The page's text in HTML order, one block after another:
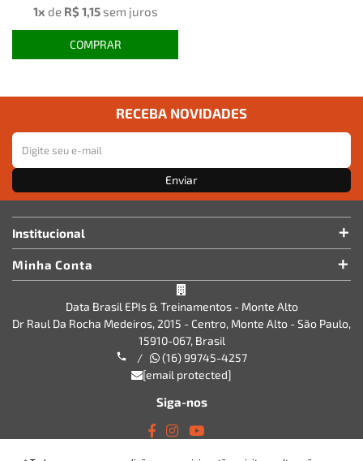
1x de R$ 1,15sem juros
COMPRAR
RECEBA NOVIDADES
Enviar
Institucional
Minha Conta
Data Brasil EPIs & Treinamentos - Monte Alto
Dr Raul Da Rocha Medeiros, 2015 - Centro, Monte Alto - São Paulo,
15910-067, Brasil
/
(16) 99745-4257
[email protected]
Siga-nos